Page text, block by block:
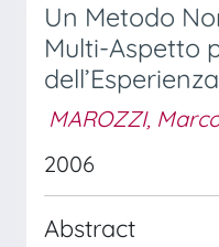
Un Metodo
Multi-Aspetto
MAROZZI,
2006
Abstract